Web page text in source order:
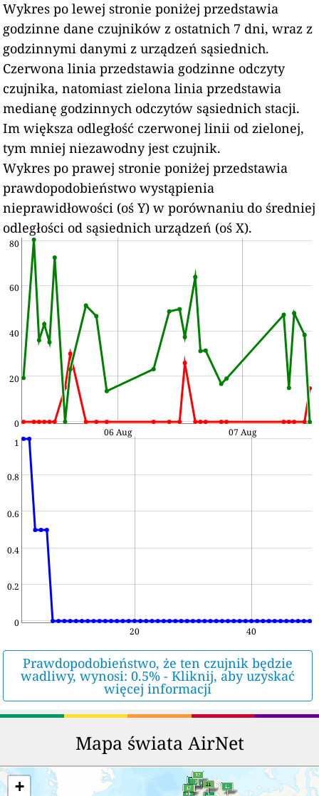
Wykres po lewej stronie poniżej przedstawia
godzinne dane czujników z ostatnich 7 dni, wraz z
godzinnymi danymi z urządzeń sąsiednich.
Czerwona linia przedstawia godzinne odczyty
czujnika, natomiast zielona linia przedstawia
medianę godzinnych odczytów sąsiednich stacji.
Im większa odległość czerwonej linii od zielonej,
tym mniej niezawodny jest czujnik.
Wykres po prawej stronie poniżej przedstawia
prawdopodobieństwo wystąpienia
nieprawidłowości (oś Y) w porównaniu do średniej
odległości od sąsiednich urządzeń (oś X).
0
20
40
60
80
06 Aug 07 Aug
0
0.2
0.4
0.6
0.8
1
20 40
Prawdopodobieństwo, że ten czujnik będzie
wadliwy, wynosi: 0.5% - Kliknij, aby uzyskać
więcej informacji
Mapa świata AirNet
+